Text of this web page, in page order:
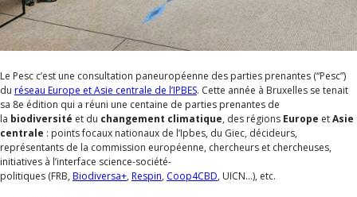
Le Pesc c’est une consultation paneuropéenne des parties prenantes (“Pesc”)
du réseau Europe et Asie centrale de l’IPBES. Cette année à Bruxelles se tenait
sa 8e édition qui a réuni une centaine de parties prenantes de
la biodiversité et du changement climatique, des régions Europe etAsie
centrale : points focaux nationaux de l’Ipbes, du Giec, décideurs,
représentants de la commission européenne, chercheurs et chercheuses,
initiatives à l’interface science-société-
politiques (FRB, Biodiversa+, Respin, Coop4CBD, UICN…), etc.